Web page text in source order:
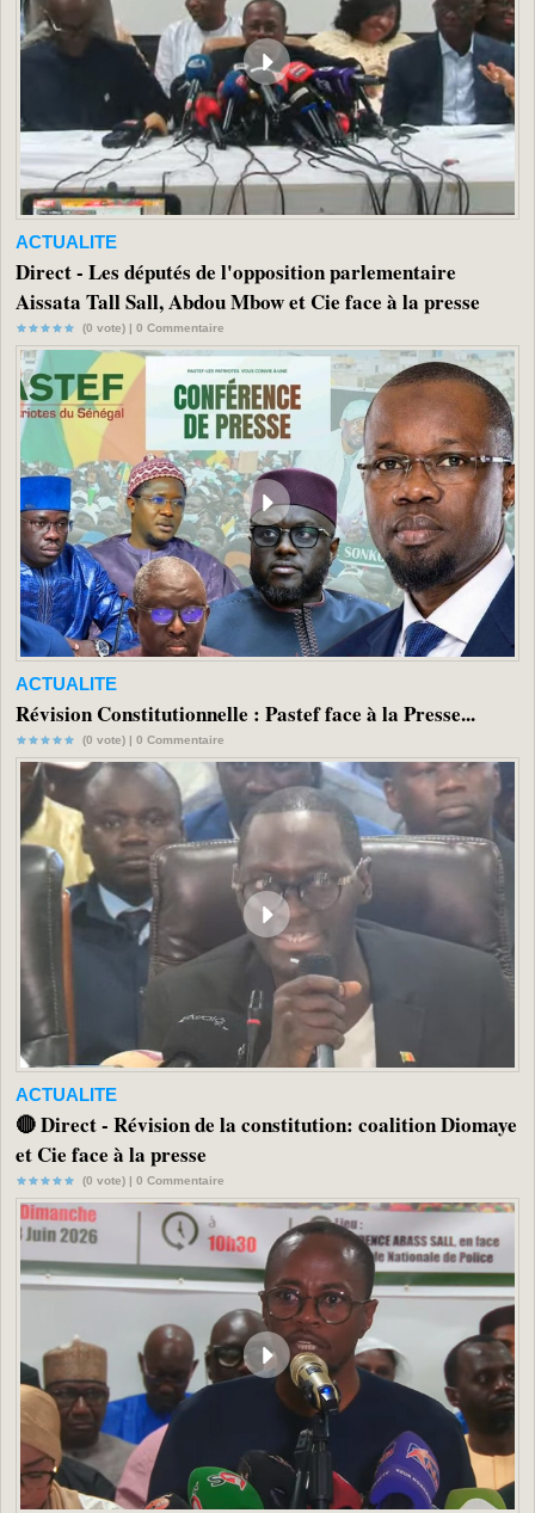
ACTUALITE
Direct - Les députés de l'opposition parlementaire
Aissata Tall Sall, Abdou Mbow et Cie face à la presse
(0 vote) | 0 Commentaire
ACTUALITE
Révision Constitutionnelle : Pastef face à la Presse...
(0 vote) | 0 Commentaire
ACTUALITE
🔴 Direct - Révision de la constitution: coalition Diomaye
et Cie face à la presse
(0 vote) | 0 Commentaire